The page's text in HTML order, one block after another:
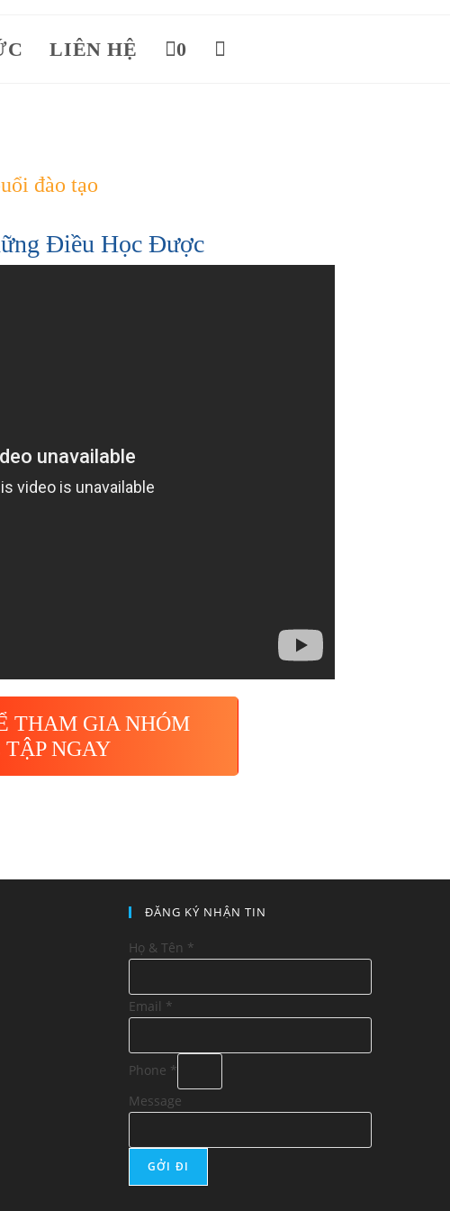
LIÊN HỆ 0
đào tạo
Điều Học Được
THAM GIA NHÓM
TẬP NGAY
ĐĂNG KÝ NHẬN TIN
Họ & Tên *
Email *
Phone *
Message
GỞI ĐI